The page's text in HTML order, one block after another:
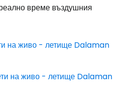
време въздушния
на живо - летище Dalaman
на живо - летище Dalaman